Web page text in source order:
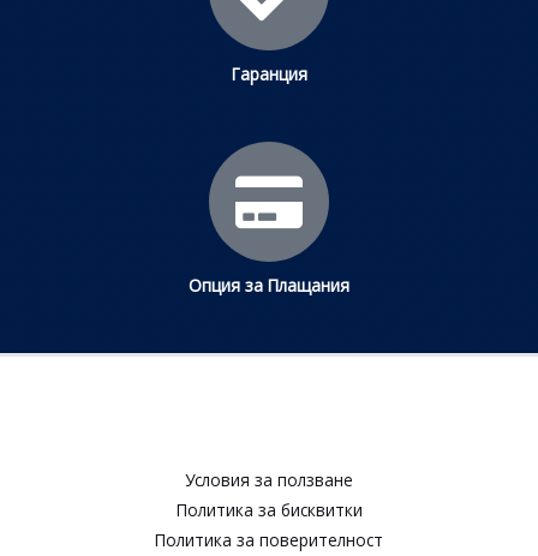
Гаранция
Опция за Плащания
Условия за ползване​
Политика за бисквитки​
Политика за поверителност​